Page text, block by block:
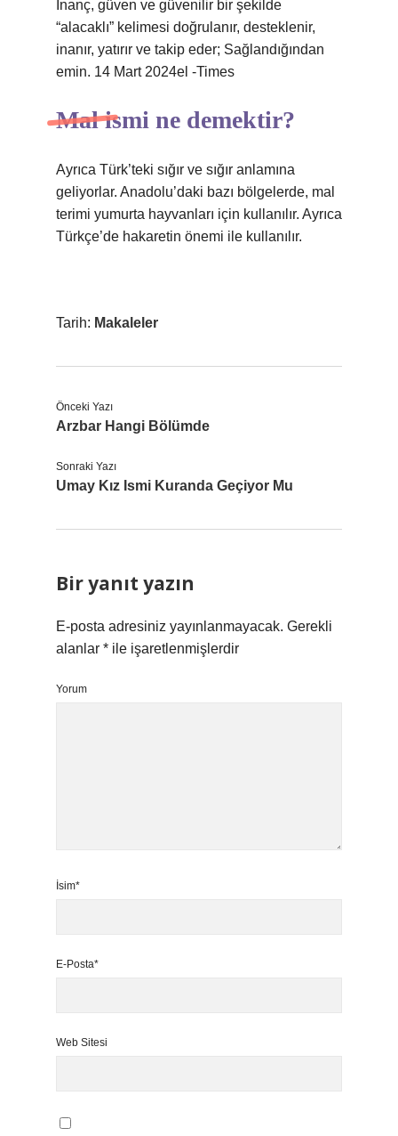
İnanç, güven ve güvenilir bir şekilde
“alacaklı” kelimesi doğrulanır, desteklenir,
inanır, yatırır ve takip eder; Sağlandığından
emin. 14 Mart 2024el -Times
Mal ismi ne demektir?
Ayrıca Türk’teki sığır ve sığır anlamına
geliyorlar. Anadolu’daki bazı bölgelerde, mal
terimi yumurta hayvanları için kullanılır. Ayrıca
Türkçe’de hakaretin önemi ile kullanılır.
Tarih: Makaleler
Önceki Yazı
Arzbar Hangi Bölümde
Sonraki Yazı
Umay Kız Ismi Kuranda Geçiyor Mu
Bir yanıt yazın
E-posta adresiniz yayınlanmayacak. Gerekli
alanlar * ile işaretlenmişlerdir
Yorum
İsim*
E-Posta*
Web Sitesi